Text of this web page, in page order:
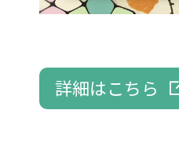
詳細はこちら